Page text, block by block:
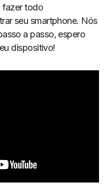
fazer todo
seu smartphone. Nós
a passo, espero
dispositivo!